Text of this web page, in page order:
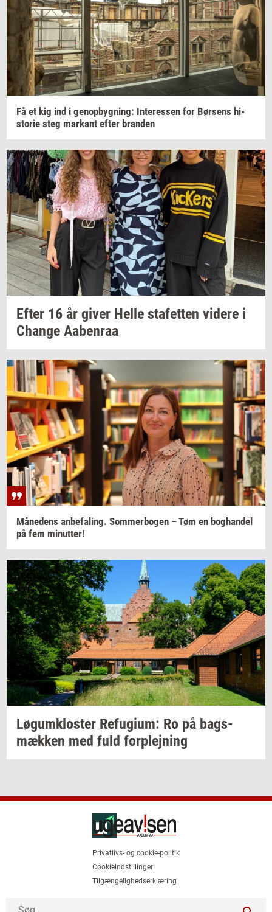
Få et kig ind i genop­byg­ning: In­ter­es­sen for Bør­sens hi­
sto­rie steg mar­kant efter bran­den
Efter 16 år giver Helle sta­fet­ten vi­de­re i
Chan­ge Aa­ben­raa
Må­ne­dens an­be­fa­ling. Som­mer­bo­gen – Tøm en bog­han­del
på fem mi­nut­ter!
Løgum­klo­ster Re­fu­gi­um: Ro på bags­
mæk­ken med fuld for­plej­ning
Privatlivs- og cookie-politik
Cookieindstillinger
Tilgængelighedserklæring